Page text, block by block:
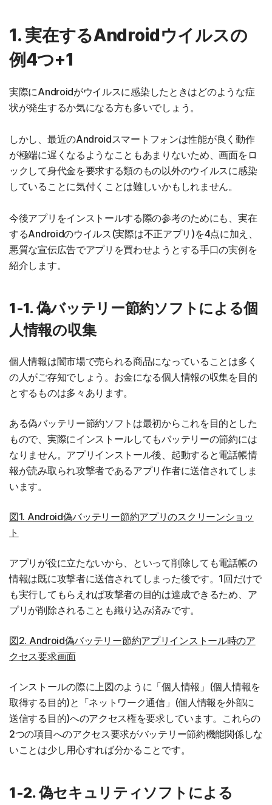
1. 実在するAndroidウイルスの
例4つ+1
実際にAndroidがウイルスに感染したときはどのような症
状が発生するか気になる方も多いでしょう。
しかし、最近のAndroidスマートフォンは性能が良く動作
が極端に遅くなるようなこともあまりないため、画面をロ
ックして身代金を要求する類のもの以外のウイルスに感染
していることに気付くことは難しいかもしれません。
今後アプリをインストールする際の参考のためにも、実在
するAndroidのウイルス(実際は不正アプリ)を4点に加え、
悪質な宣伝広告でアプリを買わせようとする手口の実例を
紹介します。
1-1. 偽バッテリー節約ソフトによる個
人情報の収集
個人情報は闇市場で売られる商品になっていることは多く
の人がご存知でしょう。お金になる個人情報の収集を目的
とするものは多々あります。
ある偽バッテリー節約ソフトは最初からこれを目的とした
もので、実際にインストールしてもバッテリーの節約には
なりません。アプリインストール後、起動すると電話帳情
報が読み取られ攻撃者であるアプリ作者に送信されてしま
います。
図1. Android偽バッテリー節約アプリのスクリーンショッ
ト
アプリが役に立たないから、といって削除しても電話帳の
情報は既に攻撃者に送信されてしまった後です。1回だけで
も実行してもらえれば攻撃者の目的は達成できるため、ア
プリが削除されることも織り込み済みです。
図2. Android偽バッテリー節約アプリインストール時のア
クセス要求画面
インストールの際に上図のように「個人情報」(個人情報を
取得する目的)と「ネットワーク通信」(個人情報を外部に
送信する目的)へのアクセス権を要求しています。これらの
2つの項目へのアクセス要求がバッテリー節約機能関係しな
いことは少し用心すれば分かることです。
1-2. 偽セキュリティソフトによる